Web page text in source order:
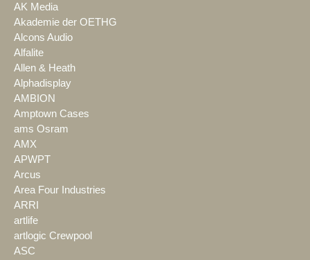
AK Media
Akademie der OETHG
Alcons Audio
Alfalite
Allen & Heath
Alphadisplay
AMBION
Amptown Cases
ams Osram
AMX
APWPT
Arcus
Area Four Industries
ARRI
artlife
artlogic Crewpool
ASC